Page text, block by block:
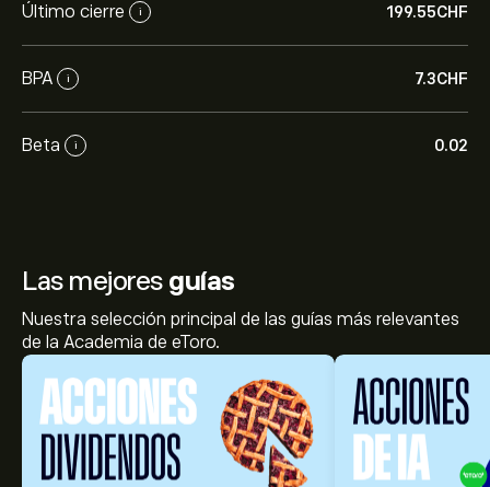
Último cierre i 199.55‎CHF‎
BPA i 7.3‎CHF‎
Beta i 0.02
Las mejores guías
Nuestra selección principal de las guías más relevantes
de la Academia de eToro.